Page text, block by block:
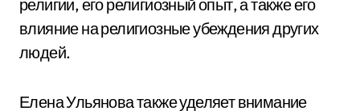
религии, его религиозный опыт, а также его
влияние на религиозные убеждения других
людей.
Елена Ульянова также уделяет внимание